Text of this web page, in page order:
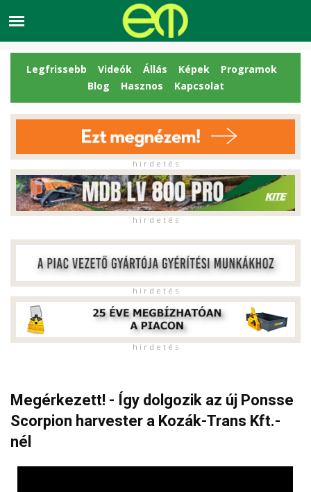
Legfrissebb Videók Állás Képek
Programok
Blog
Hasznos Kapcsolat
h i r d e t é s
h i r d e t é s
h i r d e t é s
h i r d e t é s
Megérkezett! - Így dolgozik az új Ponsse
Scorpion harvester a Kozák-Trans Kft.-
nél